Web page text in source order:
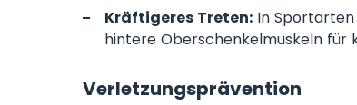
Kräftigeres Treten:In Sportarten
hintere Oberschenkelmuskeln
Verletzungsprävention